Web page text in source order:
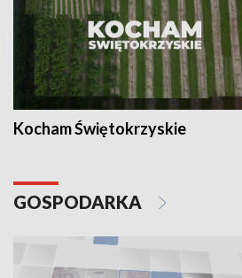
Kocham Świętokrzyskie
GOSPODARKA